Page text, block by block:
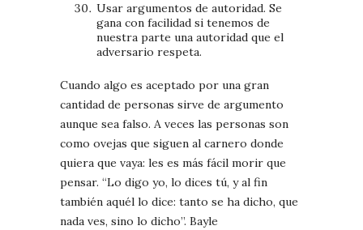
Usar argumentos de autoridad. Se
gana con facilidad si tenemos de
nuestra parte una autoridad que el
adversario respeta.
Cuando algo es aceptado por una gran
cantidad de personas sirve de argumento
aunque sea falso. A veces las personas son
como ovejas que siguen al carnero donde
quiera que vaya: les es más fácil morir que
pensar. “Lo digo yo, lo dices tú, y al fin
también aquél lo dice: tanto se ha dicho, que
nada ves, sino lo dicho”. Bayle